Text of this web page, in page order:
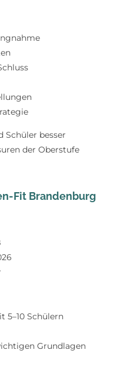
Schüler besser
der Oberstufe
Fit Brandenburg
5–10 Schülern
Grundlagen